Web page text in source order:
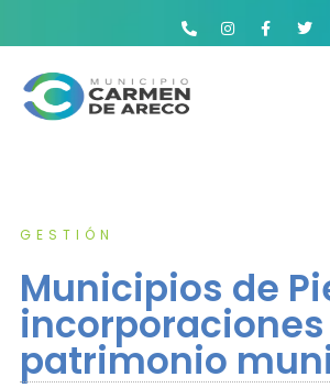
GESTIÓN
Municipios de
patrimonio